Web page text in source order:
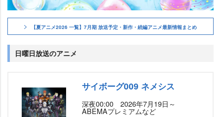
【夏アニメ2026 一覧】7月期 放送予定・新作・続編アニメ最新情報まとめ
日曜日放送のアニメ
サイボーグ009 ネメシス
深夜00:00 2026年7月19日～
ABEMAプレミアムなど